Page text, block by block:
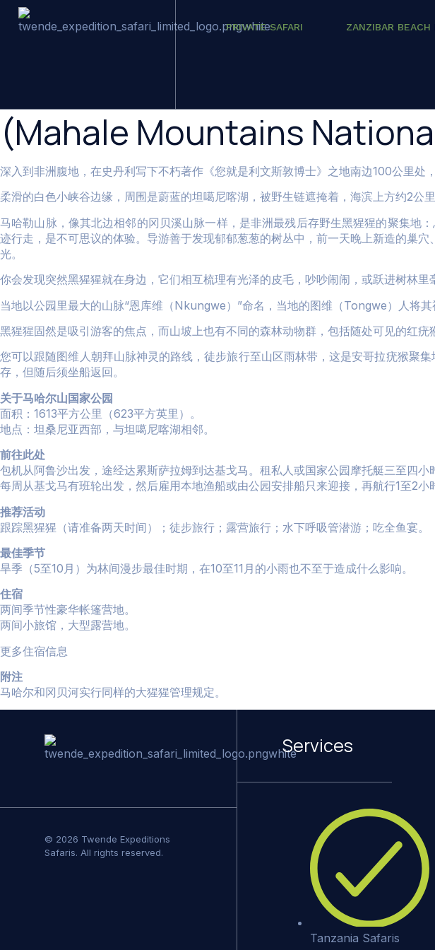
PRIVATE SAFARI ZANZIBAR BEACH
(Mahale Mountains
深入到非洲腹地，在史丹利写下不朽著作《您就是利文斯敦博士》之地南边100公里处
柔滑的白色小峡谷边缘，周围是蔚蓝的坦噶尼喀湖，被野生链遮掩着，海滨上方约2公
马哈勒山脉，像其北边相邻的冈贝溪山脉一样，是非洲最残后存野生黑猩猩的聚集地
迹行走，是不可思议的体验。导游善于发现郁郁葱葱的树丛中，前一天晚上新造的巢
光。
你会发现突然黑猩猩就在身边，它们相互梳理有光泽的皮毛，吵吵闹闹，或跃进树林里
当地以公园里最大的山脉“恩库维（Nkungwe） ”命名，当地的图维（Tongwe）人将
黑猩猩固然是吸引游客的焦点，而山坡上也有不同的森林动物群，包括随处可见的红疣
您可以跟随图维人朝拜山脉神灵的路线，徒步旅行至山区雨林带，这是安哥拉疣猴聚
存，但随后须坐船返回。
关于马哈尔山国家公园
面积：1613平方公里（623平方英里）。
地点：坦桑尼亚西部，与坦噶尼喀湖相邻。
前往此处
包机从阿鲁沙出发，途经达累斯萨拉姆到达基戈马。租私人或国家公园摩托艇三至四小
每周从基戈马有班轮出发，然后雇用本地渔船或由公园安排船只来迎接，再航行1至2小
推荐活动
跟踪黑猩猩（请准备两天时间）；徒步旅行；露营旅行；水下呼吸管潜游；吃全鱼宴。
最佳季节
旱季（5至10月）为林间漫步最佳时期，在10至11月的小雨也不至于造成什么影响。
住宿
两间季节性豪华帐篷营地。
两间小旅馆，大型露营地。
更多住宿信息
附注
马哈尔和冈贝河实行同样的大猩猩管理规定。
© 2026 Twende Expeditions
Safaris. All rights reserved.
Services
Tanzania Safaris